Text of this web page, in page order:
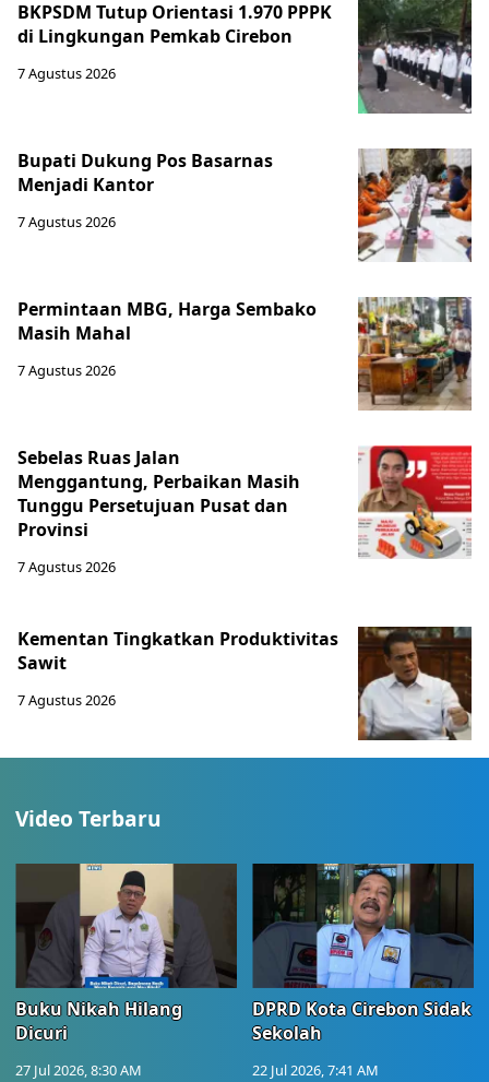
BKPSDM Tutup Orientasi 1.970 PPPK
di Lingkungan Pemkab Cirebon
7 Agustus 2026
Bupati Dukung Pos Basarnas
Menjadi Kantor
7 Agustus 2026
Permintaan MBG, Harga Sembako
Masih Mahal
7 Agustus 2026
Sebelas Ruas Jalan
Menggantung, Perbaikan Masih
Tunggu Persetujuan Pusat dan
Provinsi
7 Agustus 2026
Kementan Tingkatkan Produktivitas
Sawit
7 Agustus 2026
Video Terbaru
Buku Nikah Hilang
Dicuri
27 Jul 2026, 8:30 AM
DPRD Kota Cirebon Sidak
Sekolah
22 Jul 2026, 7:41 AM